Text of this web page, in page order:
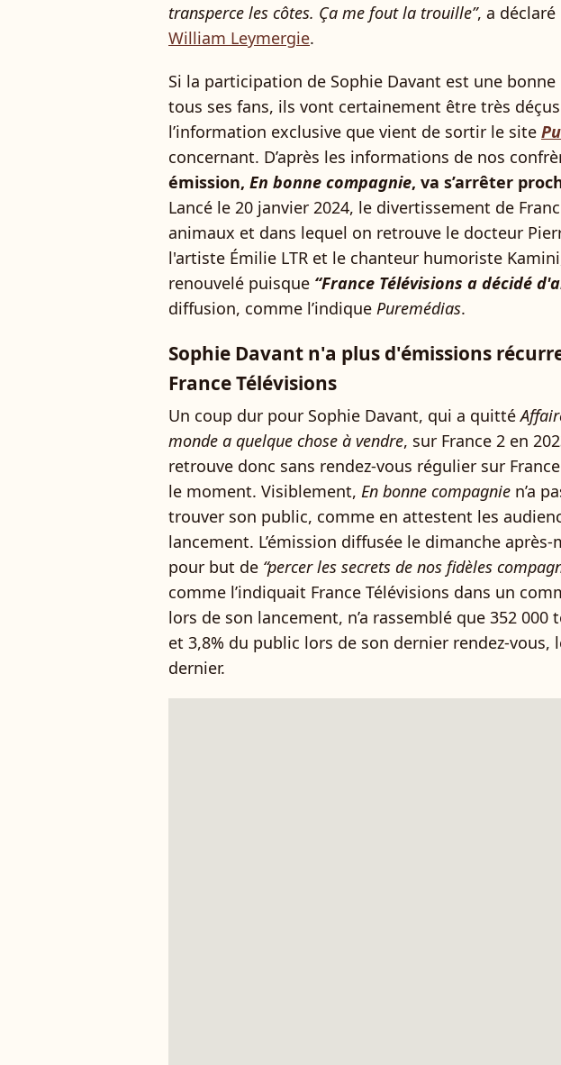
transperce les côtes. Ça me fout la trouille”, a
William Leymergie.
Si la participation de Sophie Davant est une
tous ses fans, ils vont certainement être très
l’information exclusive que vient de sortir le site
concernant. D’après les informations de nos
émission, En bonne compagnie, va s’arrêter
Lancé le 20 janvier 2024, le divertissement de
animaux et dans lequel on retrouve le docteur
l'artiste Émilie LTR et le chanteur humoriste
renouvelé puisque “France Télévisions a décidé
diffusion, comme l’indique Puremédias.
Sophie Davant n'a plus d'émissions
France Télévisions
Un coup dur pour Sophie Davant, qui a quitté
monde a quelque chose à vendre, sur France 2 en
retrouve donc sans rendez-vous régulier sur
le moment. Visiblement, En bonne compagnie n’a
trouver son public, comme en attestent les
lancement. L’émission diffusée le dimanche
pour but de “percer les secrets de nos fidèles
comme l’indiquait France Télévisions dans un
lors de son lancement, n’a rassemblé que 352 000
et 3,8% du public lors de son dernier rendez-vous,
dernier.